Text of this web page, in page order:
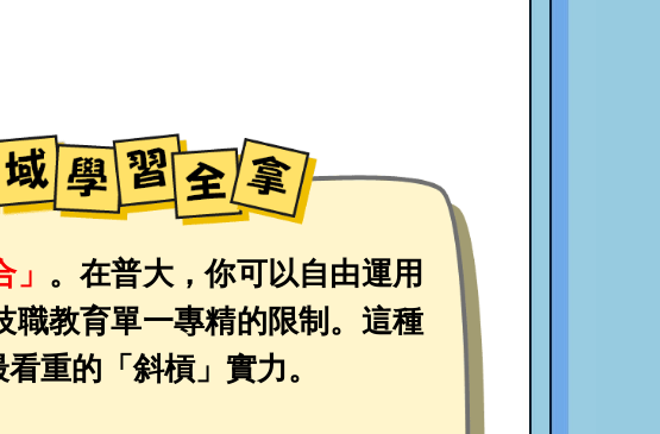
。在普大，你可以自由運用
職教育單一專精的限制。這種
重的「斜槓」實力。